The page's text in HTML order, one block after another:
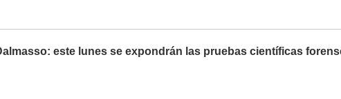
este lunes se expondrán las pruebas científicas